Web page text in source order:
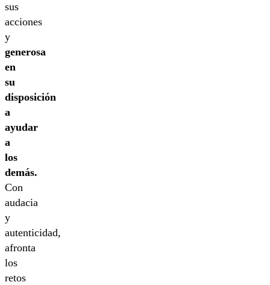
sus
acciones
y
generosa
en
su
disposición
a
ayudar
a
los
demás.
Con
audacia
y
autenticidad,
afronta
los
retos